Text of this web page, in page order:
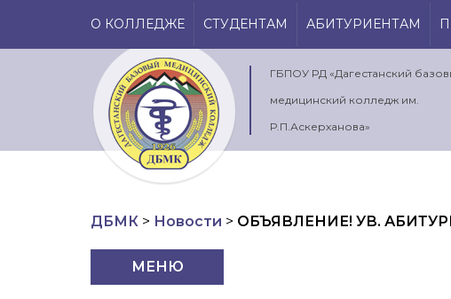
О КОЛЛЕДЖЕ СТУДЕНТАМ АБИТУРИЕНТАМ
ГБПОУ РД «Дагестанский
медицинский колледж им.
Р.П.Аскерханова»
ДБМК > Новости > ОБЪЯВЛЕНИЕ! УВ.
МЕНЮ